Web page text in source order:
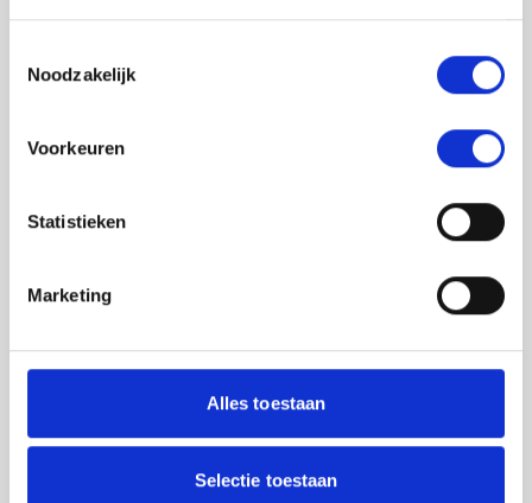
Noodzakelijk
Voorkeuren
Statistieken
Marketing
Alles toestaan
Selectie toestaan
Jouw feedback wordt verwerkt door de
adviseurs van het team richtlijnen NCJ. Als zij
feedback meegenomen wordt met de
Ik ga akkoord dat mijn gegevens
worden gedeeld met de
zijn bij deze JGZ-richtlijn.